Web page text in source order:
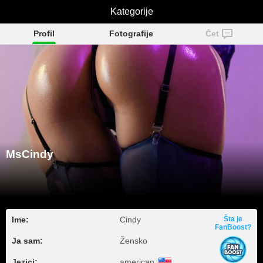
MsCindy
Profil Fotografije Čet
MsCindy
Ime: Cindy
Ja sam: Žensko
Šta je
FanBoost?
Kategorije